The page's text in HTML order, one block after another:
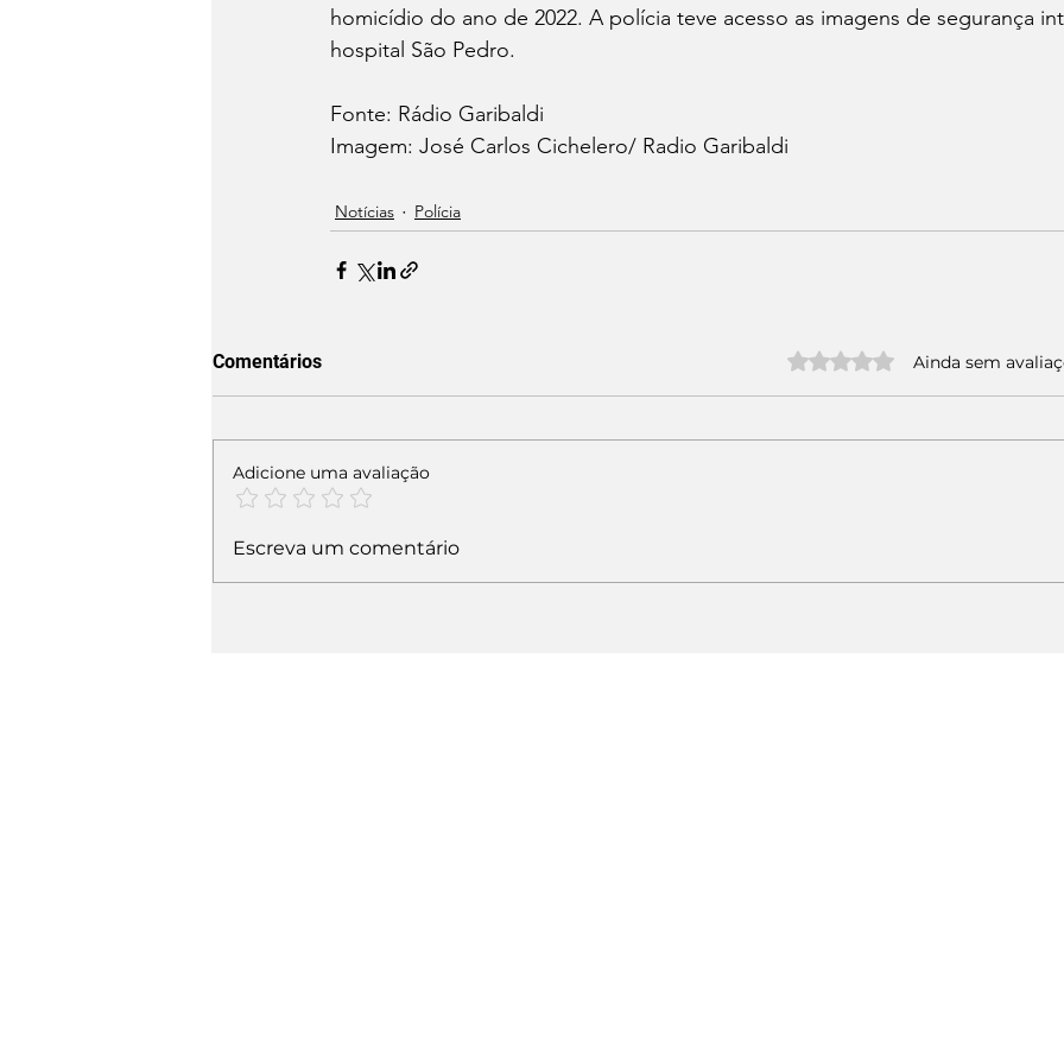
homicídio do ano de 2022. A polícia teve acesso as imagens de segurança
hospital São Pedro.
Fonte: Rádio Garibaldi
Imagem: José Carlos Cichelero/ Radio Garibaldi
Notícias Polícia
Comentários Avaliado com 0 de 5 estrelas.
Ainda sem
Adicione uma avaliação
Escreva um comentário